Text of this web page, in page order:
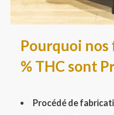
Pourquoi nos
% THC sont
Procédé de